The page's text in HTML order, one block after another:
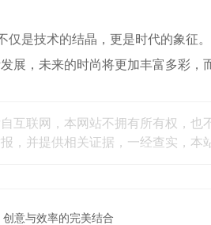
仅是技术的结晶，更是时代的象征
展，未来的时尚将更加丰富多彩，
互联网，本网站不拥有所有权，
，并提供相关证据，一经查实，本
意与效率的完美结合